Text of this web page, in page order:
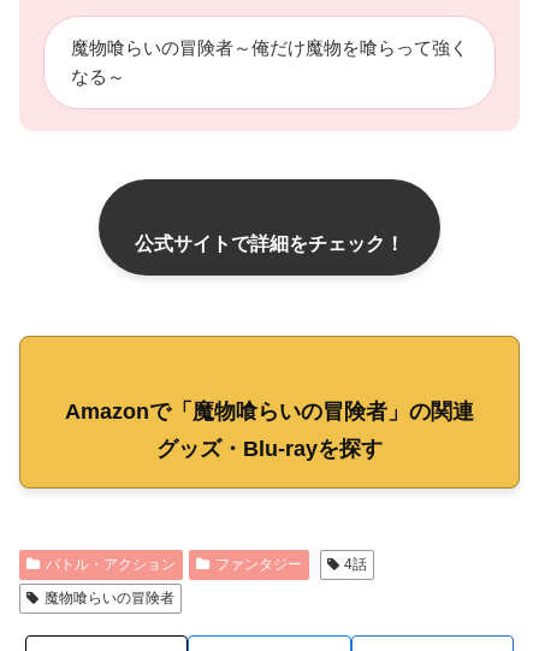
魔物喰らいの冒険者～俺だけ魔物を喰らって強く
なる～
公式サイトで詳細をチェック！
Amazonで「魔物喰らいの冒険者」の関連
グッズ・Blu-rayを探す
バトル・アクション ファンタジー
4話
魔物喰らいの冒険者